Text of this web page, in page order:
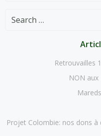
Search
Retrouvailles
NON aux
Projet Colombie: nos dons